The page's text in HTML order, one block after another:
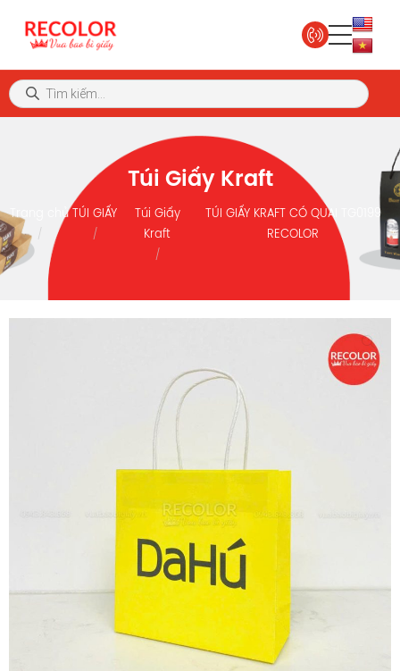
Túi Giấy Kraft
Trang chủ TÚI GIẤY
Túi Giấy
Kraft
TÚI GIẤY KRAFT CÓ QUAI TG0199
RECOLOR